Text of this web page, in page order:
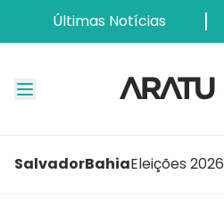
Últimas Notícias
SalvadorBahiaEleições 2026